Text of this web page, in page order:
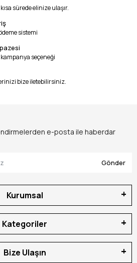
sürede elinize ulaşır.
sistemi
seçeneği
bize iletebilirsiniz.
e-posta ile haberdar
Gönder
Kurumsal
Kategoriler
Bize Ulaşın